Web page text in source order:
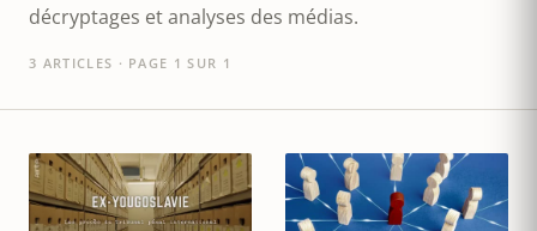
décryptages et analyses des médias.
3 ARTICLES · PAGE 1 SUR 1